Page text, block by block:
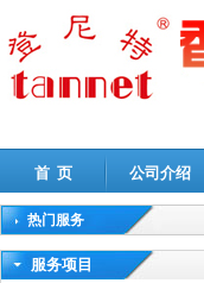
首 页 公司介绍
热门服务
高新技术企业认定审计|企业
服务项目